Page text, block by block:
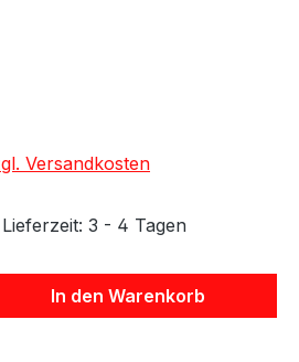
Versandkosten
3 - 4 Tagen
Gib den
In den Warenkorb